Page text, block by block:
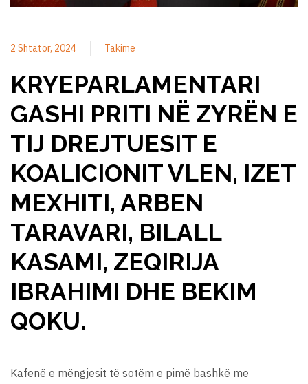
2 Shtator, 2024 Takime
KRYEPARLAMENTARI
GASHI PRITI NË ZYRËN E
TIJ DREJTUESIT E
KOALICIONIT VLEN, IZET
MEXHITI, ARBEN
TARAVARI, BILALL
KASAMI, ZEQIRIJA
IBRAHIMI DHE BEKIM
QOKU.
Kafenë e mëngjesit të sotëm e pimë bashkë me